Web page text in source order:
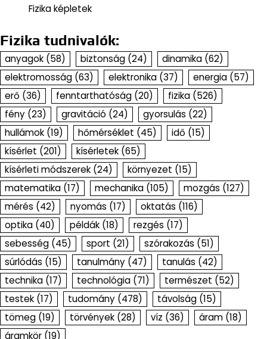
Fizika képletek
Fizika tudnivalók:
anyagok (58) biztonság (24) dinamika (62)
elektromosság (63) elektronika (37) energia (57)
erő (36) fenntarthatóság (20) fizika (526)
fény (23) gravitáció (24) gyorsulás (22)
hullámok (19) hőmérséklet (45) idő (15)
kísérlet (201) kísérletek (65)
kísérleti módszerek (24) környezet (15)
matematika (17) mechanika (105) mozgás (127)
mérés (42) nyomás (17) oktatás (116)
optika (40) példák (18) rezgés (17)
sebesség (45) sport (21) szórakozás (51)
súrlódás (15) tanulmány (47) tanulás (42)
technika (17) technológia (71) természet (52)
testek (17) tudomány (478) távolság (15)
tömeg (19) törvények (28) víz (36) áram (18)
áramkör (19)